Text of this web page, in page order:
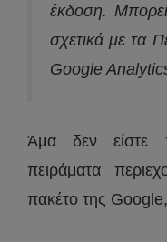
έκδοση.
σχετικά με τα
Google
Άμα δεν είστε
πειράματα
πακέτο της